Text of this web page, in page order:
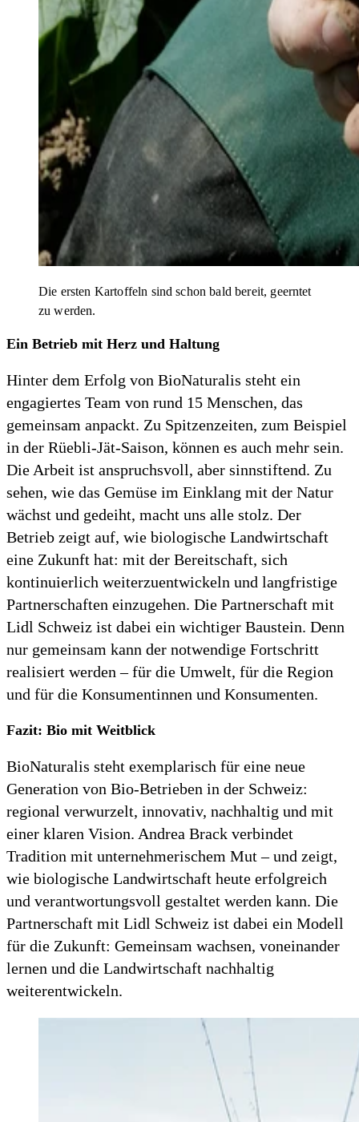
Die ersten Kartoffeln sind schon bald bereit, geerntet
zu werden.
Ein Betrieb mit Herz und Haltung
Hinter dem Erfolg von BioNaturalis steht ein
engagiertes Team von rund 15 Menschen, das
gemeinsam anpackt. Zu Spitzenzeiten, zum Beispiel
in der Rüebli-Jät-Saison, können es auch mehr sein.
Die Arbeit ist anspruchsvoll, aber sinnstiftend. Zu
sehen, wie das Gemüse im Einklang mit der Natur
wächst und gedeiht, macht uns alle stolz. Der
Betrieb zeigt auf, wie biologische Landwirtschaft
eine Zukunft hat: mit der Bereitschaft, sich
kontinuierlich weiterzuentwickeln und langfristige
Partnerschaften einzugehen. Die Partnerschaft mit
Lidl Schweiz ist dabei ein wichtiger Baustein. Denn
nur gemeinsam kann der notwendige Fortschritt
realisiert werden – für die Umwelt, für die Region
und für die Konsumentinnen und Konsumenten.
Fazit: Bio mit Weitblick
BioNaturalis steht exemplarisch für eine neue
Generation von Bio-Betrieben in der Schweiz:
regional verwurzelt, innovativ, nachhaltig und mit
einer klaren Vision. Andrea Brack verbindet
Tradition mit unternehmerischem Mut – und zeigt,
wie biologische Landwirtschaft heute erfolgreich
und verantwortungsvoll gestaltet werden kann. Die
Partnerschaft mit Lidl Schweiz ist dabei ein Modell
für die Zukunft: Gemeinsam wachsen, voneinander
lernen und die Landwirtschaft nachhaltig
weiterentwickeln.